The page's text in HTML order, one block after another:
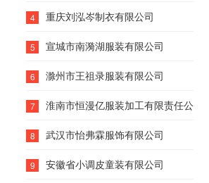
4 重庆刘泓岑制衣有限公司
5 宣城市南漪湖服装有限公司
6 滁州市王祖录服装有限公司
7 淮南市恒漫亿服装加工有限责任公司
8 武汉市怡弗霖服饰有限公司
9 安徽省小调皮童装有限公司